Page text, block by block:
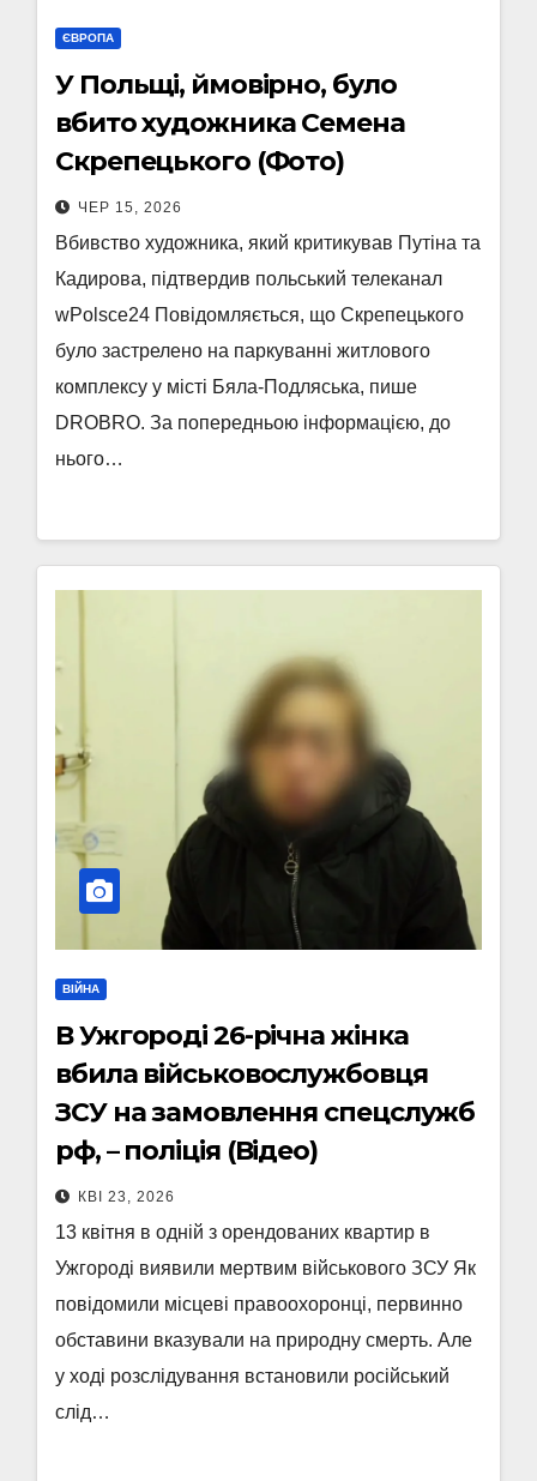
ЄВРОПА
У Польщі, ймовірно, було
вбито художника Семена
Скрепецького (Фото)
ЧЕР 15, 2026
Вбивство художника, який критикував Путіна та
Кадирова, підтвердив польський телеканал
wPolsce24 Повідомляється, що Скрепецького
було застрелено на паркуванні житлового
комплексу у місті Бяла-Подляська, пише
DROBRO. За попередньою інформацією, до
нього…
ВІЙНА
В Ужгороді 26-річна жінка
вбила військовослужбовця
ЗСУ на замовлення спецслужб
рф, – поліція (Відео)
КВІ 23, 2026
13 квітня в одній з орендованих квартир в
Ужгороді виявили мертвим військового ЗСУ Як
повідомили місцеві правоохоронці, первинно
обставини вказували на природну смерть. Але
у ході розслідування встановили російський
слід…